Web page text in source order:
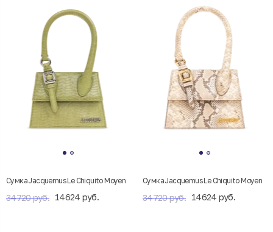
Сумка Jacquemus Le Chiquito Moyen
34720 руб. 14624 руб.
Сумка Jacquemus Le Chiquito Moyen
34720 руб. 14624 руб.